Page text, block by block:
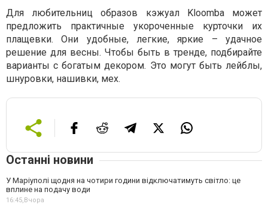
Для любительниц образов кэжуал Kloomba может
предложить практичные укороченные курточки их
плащевки. Они удобные, легкие, яркие – удачное
решение для весны. Чтобы быть в тренде, подбирайте
варианты с богатым декором. Это могут быть лейблы,
шнуровки, нашивки, мех.
Останні новини
У Маріуполі щодня на чотири години відключатимуть світло: це
вплине на подачу води
16:45,Вчора